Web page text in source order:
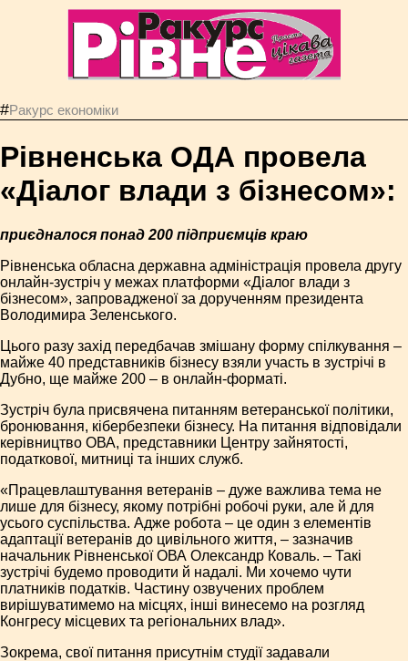
#Ракурс економiки
Рівненська ОДА провела
«Діалог влади з бізнесом»:
приєдналося понад 200 підприємців краю
Рівненська обласна державна адміністрація провела другу
онлайн-зустріч у межах платформи «Діалог влади з
бізнесом», запровадженої за дорученням президента
Володимира Зеленського.
Цього разу захід передбачав змішану форму спілкування –
майже 40 представників бізнесу взяли участь в зустрічі в
Дубно, ще майже 200 – в онлайн-форматі.
Зустріч була присвячена питанням ветеранської політики,
бронювання, кібербезпеки бізнесу. На питання відповідали
керівництво ОВА, представники Центру зайнятості,
податкової, митниці та інших служб.
«Працевлаштування ветеранів – дуже важлива тема не
лише для бізнесу, якому потрібні робочі руки, але й для
усього суспільства. Адже робота – це один з елементів
адаптації ветеранів до цивільного життя, – зазначив
начальник Рівненської ОВА Олександр Коваль. – Такі
зустрічі будемо проводити й надалі. Ми хочемо чути
платників податків. Частину озвучених проблем
вирішуватимемо на місцях, інші винесемо на розгляд
Конгресу місцевих та регіональних влад».
Зокрема, свої питання присутнім студії задавали